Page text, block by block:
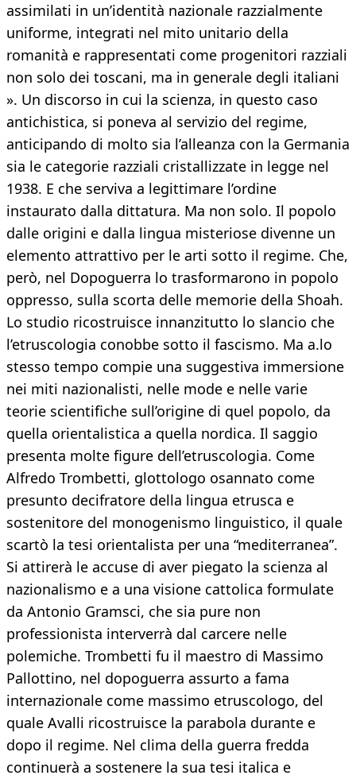
assimilati in un’identità nazionale razzialmente
uniforme, integrati nel mito unitario della
romanità e rappresentati come progenitori razziali
non solo dei toscani, ma in generale degli italiani
». Un discorso in cui la scienza, in questo caso
antichistica, si poneva al servizio del regime,
anticipando di molto sia l’alleanza con la Germania
sia le categorie razziali cristallizzate in legge nel
1938. E che serviva a legittimare l’ordine
instaurato dalla dittatura. Ma non solo. Il popolo
dalle origini e dalla lingua misteriose divenne un
elemento attrattivo per le arti sotto il regime. Che,
però, nel Dopoguerra lo trasformarono in popolo
oppresso, sulla scorta delle memorie della Shoah.
Lo studio ricostruisce innanzitutto lo slancio che
l’etruscologia conobbe sotto il fascismo. Ma a.lo
stesso tempo compie una suggestiva immersione
nei miti nazionalisti, nelle mode e nelle varie
teorie scientifiche sull’origine di quel popolo, da
quella orientalistica a quella nordica. Il saggio
presenta molte figure dell’etruscologia. Come
Alfredo Trombetti, glottologo osannato come
presunto decifratore della lingua etrusca e
sostenitore del monogenismo linguistico, il quale
scartò la tesi orientalista per una “mediterranea”.
Si attirerà le accuse di aver piegato la scienza al
nazionalismo e a una visione cattolica formulate
da Antonio Gramsci, che sia pure non
professionista interverrà dal carcere nelle
polemiche. Trombetti fu il maestro di Massimo
Pallottino, nel dopoguerra assurto a fama
internazionale come massimo etruscologo, del
quale Avalli ricostruisce la parabola durante e
dopo il regime. Nel clima della guerra fredda
continuerà a sostenere la sua tesi italica e